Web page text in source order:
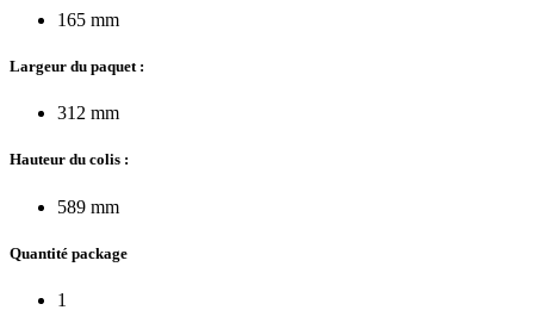
165 mm
Largeur du paquet :
312 mm
Hauteur du colis :
589 mm
Quantité package
1